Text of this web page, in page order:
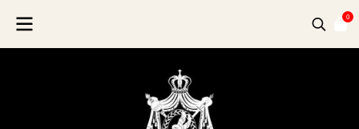
0